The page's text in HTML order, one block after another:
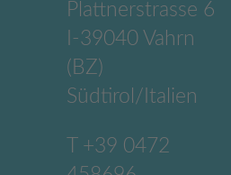
Plattnerstrasse 6
I-39040 Vahrn
(BZ)
Südtirol/Italien
+39 0472